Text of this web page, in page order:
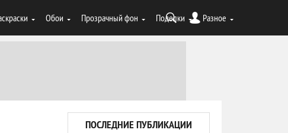
Обои Прозрачный фон Поделки Разное
ПОСЛЕДНИЕ ПУБЛИКАЦИИ